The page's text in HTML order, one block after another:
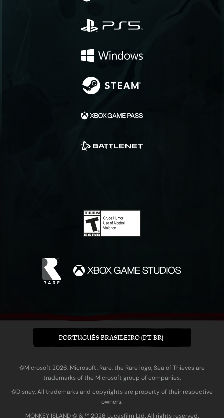
PORTUGUÊS BRASILEIRO (PT-BR)
©Microsoft 2026. Microsoft, Rare, the Rare logo, Sea of Thieves are
trademarks of the Microsoft group of companies.
©Disney. All trademarks and copyrights are property of their respective
owners.
MONKEY ISLAND © & ™ 20‍26 Lucasfilm Ltd. All rights reserved.